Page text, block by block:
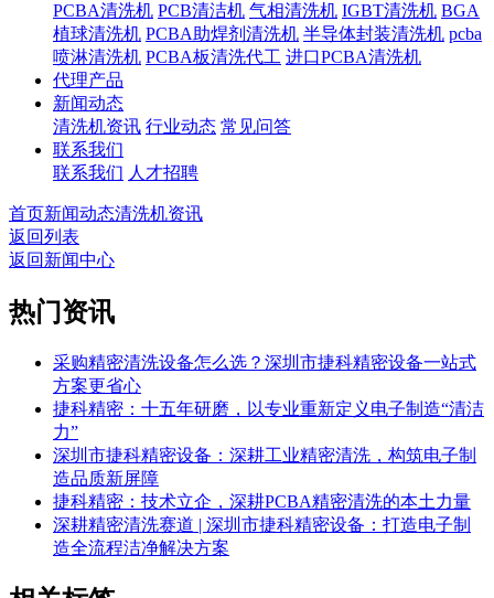
PCBA清洗机 PCB清洁机 气相清洗机 IGBT清洗机 BGA
植球清洗机 PCBA助焊剂清洗机 半导体封装清洗机 pcba
喷淋清洗机 PCBA板清洗代工 进口PCBA清洗机
代理产品
新闻动态
清洗机资讯 行业动态 常见问答
联系我们
联系我们 人才招聘
首页新闻动态清洗机资讯
返回列表
返回新闻中心
热门资讯
采购精密清洗设备怎么选？深圳市捷科精密设备一站式
方案更省心
捷科精密：十五年研磨，以专业重新定义电子制造“清洁
力”
深圳市捷科精密设备：深耕工业精密清洗，构筑电子制
造品质新屏障
捷科精密：技术立企，深耕PCBA精密清洗的本土力量
深耕精密清洗赛道 | 深圳市捷科精密设备：打造电子制
造全流程洁净解决方案